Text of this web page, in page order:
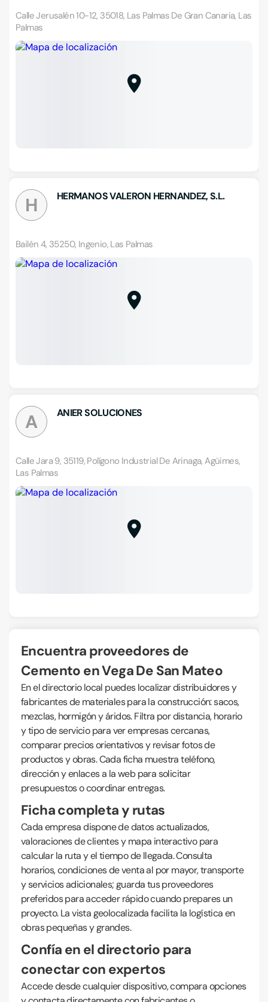
Calle Jerusalén 10-12, 35018, Las Palmas De Gran Canaria, Las
Palmas
H HERMANOS VALERON HERNANDEZ, S.L.
Bailén 4, 35250, Ingenio, Las Palmas
A ANIER SOLUCIONES
Calle Jara 9, 35119, Polígono Industrial De Arinaga, Agüimes,
Las Palmas
Encuentra proveedores de
Cemento en Vega De San Mateo
En el directorio local puedes localizar distribuidores y
fabricantes de materiales para la construcción: sacos,
mezclas, hormigón y áridos. Filtra por distancia, horario
y tipo de servicio para ver empresas cercanas,
comparar precios orientativos y revisar fotos de
productos y obras. Cada ficha muestra teléfono,
dirección y enlaces a la web para solicitar
presupuestos o coordinar entregas.
Ficha completa y rutas
Cada empresa dispone de datos actualizados,
valoraciones de clientes y mapa interactivo para
calcular la ruta y el tiempo de llegada. Consulta
horarios, condiciones de venta al por mayor, transporte
y servicios adicionales; guarda tus proveedores
preferidos para acceder rápido cuando prepares un
proyecto. La vista geolocalizada facilita la logística en
obras pequeñas y grandes.
Confía en el directorio para
conectar con expertos
Accede desde cualquier dispositivo, compara opciones